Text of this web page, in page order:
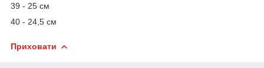
39 - 25 см
40 - 24,5 см
Приховати